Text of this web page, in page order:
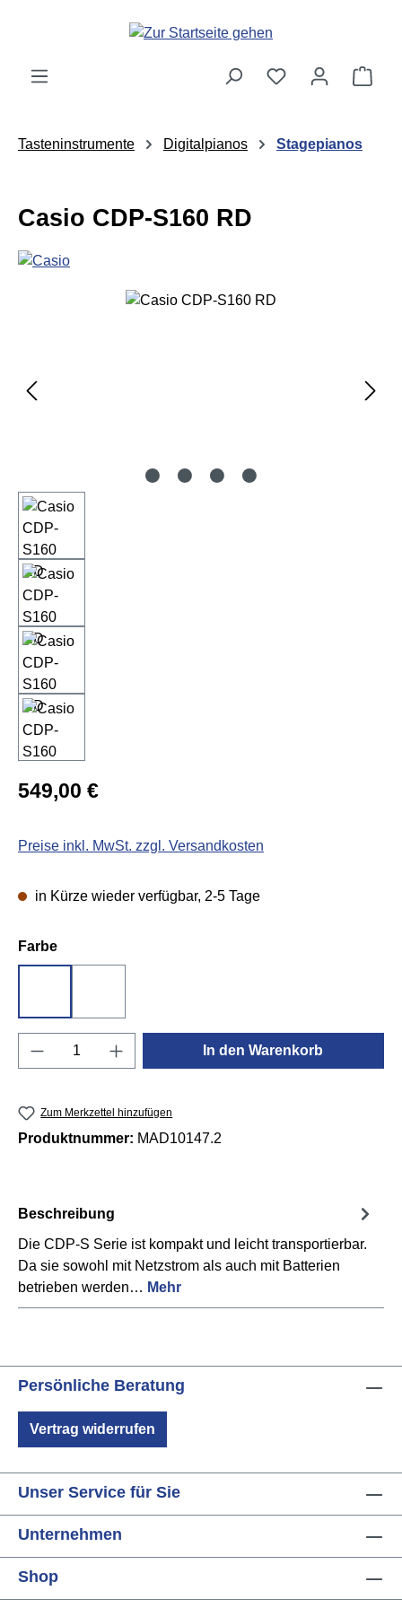
Zum Hauptinhalt springen
Tasteninstrumente Digitalpianos Stagepianos
Casio CDP-S160 RD
Bildergalerie überspringen
Regulärer Preis:
549,00 €
Preise inkl. MwSt. zzgl. Versandkosten
in Kürze wieder verfügbar, 2-5 Tage
Farbeauswählen
Produkt Anzahl: Gib den gewünschten
In den Warenkorb
Zum Merkzettel hinzufügen
Produktnummer: MAD10147.2
Beschreibung
Die CDP-S Serie ist kompakt und leicht transportierbar.
Da sie sowohl mit Netzstrom als auch mit Batterien
betrieben werden… Mehr
Persönliche Beratung
Vertrag widerrufen
Unser Service für Sie
Unternehmen
Shop